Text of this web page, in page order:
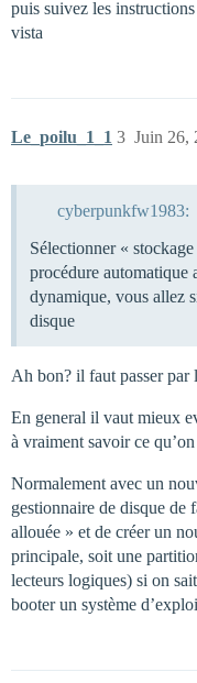
puis suivez les
vista
Le_poilu_1_1 Juin 26,
3
cyberpunkfw1983:
Sélectionner «
procédure automatique
dynamique, vous allez
disque
Ah bon? il faut passer
En general il vaut mieux
à vraiment savoir ce
Normalement avec un
gestionnaire de disque de
allouée » et de créer un
principale, soit une
lecteurs logiques) si on
booter un système